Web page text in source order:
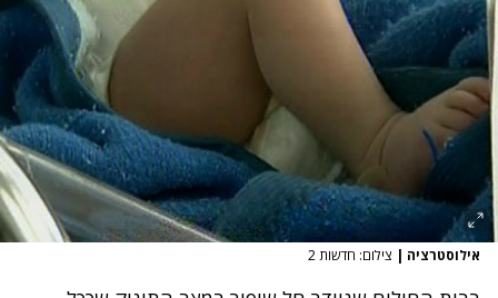
אילוסטרציה | צילום: חדשות 2